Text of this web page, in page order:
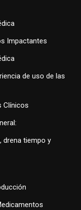
Impactantes
de uso de las
Clínicos
drena tiempo y